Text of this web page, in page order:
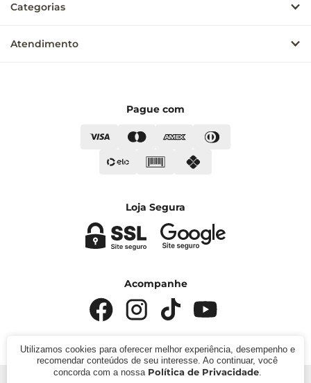
Categorias
Atendimento
Pague com
Loja Segura
Acompanhe
Utilizamos cookies para oferecer melhor experiência, desempenho e
recomendar conteúdos de seu interesse. Ao continuar, você
concorda com a nossa Política de Privacidade.